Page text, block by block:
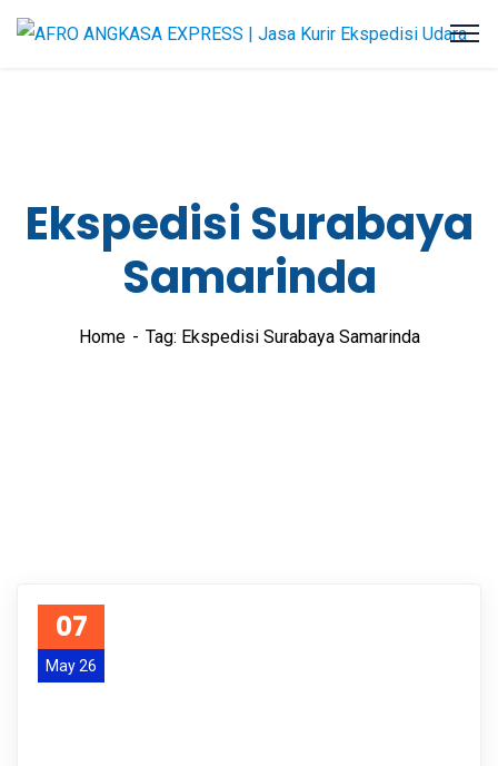
Ekspedisi Surabaya
Samarinda
Home Tag: Ekspedisi Surabaya Samarinda
07
May 26